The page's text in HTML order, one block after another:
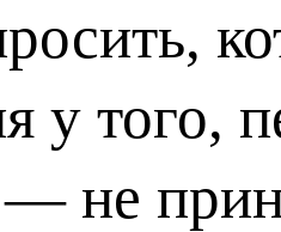
у того,
— не